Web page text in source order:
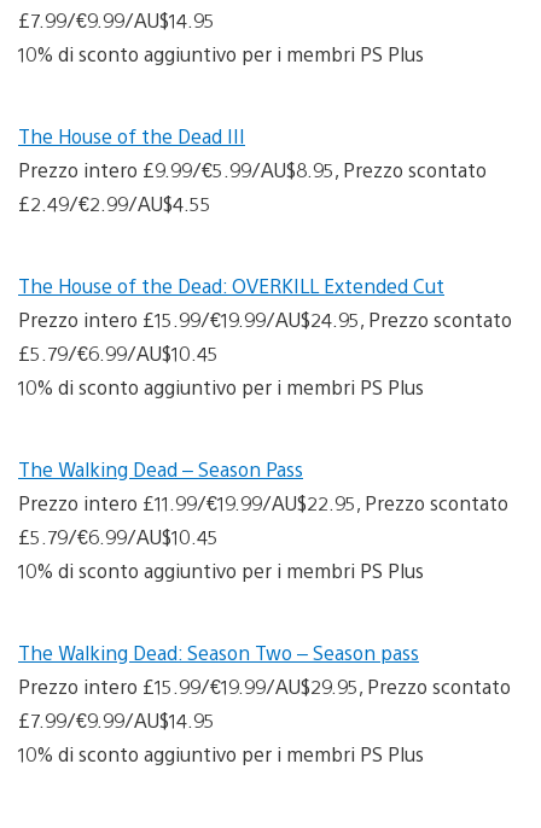
£7.99/€9.99/AU$14.95
10% di sconto aggiuntivo per i membri PS Plus
The House of the Dead III
Prezzo intero £9.99/€5.99/AU$8.95, Prezzo scontato
£2.49/€2.99/AU$4.55
The House of the Dead: OVERKILL Extended Cut
Prezzo intero £15.99/€19.99/AU$24.95, Prezzo scontato
£5.79/€6.99/AU$10.45
10% di sconto aggiuntivo per i membri PS Plus
The Walking Dead – Season Pass
Prezzo intero £11.99/€19.99/AU$22.95, Prezzo scontato
£5.79/€6.99/AU$10.45
10% di sconto aggiuntivo per i membri PS Plus
The Walking Dead: Season Two – Season pass
Prezzo intero £15.99/€19.99/AU$29.95, Prezzo scontato
£7.99/€9.99/AU$14.95
10% di sconto aggiuntivo per i membri PS Plus